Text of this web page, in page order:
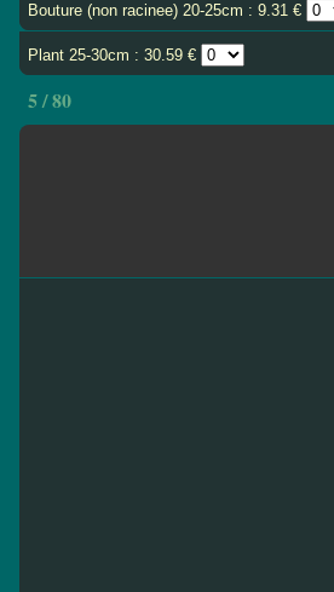
Bouture (non racinee) 20-25cm : 9.31 €
Plant 25-30cm : 30.59 €
5 / 80